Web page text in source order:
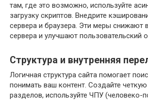
там, где это возможно, используйте
загрузку скриптов. Внедрите
сервера и браузера. Эти меры снижают
сервера и улучшают пользовательский
Структура и внутренняя
Логичная структура сайта помогает
понимать ваш контент. Создайте
разделов, используйте ЧПУ (человеко-